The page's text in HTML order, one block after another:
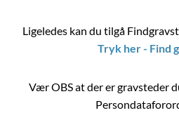
Ligeledes kan du tilgå
Tryk her - Find
Vær OBS at der er gravsteder